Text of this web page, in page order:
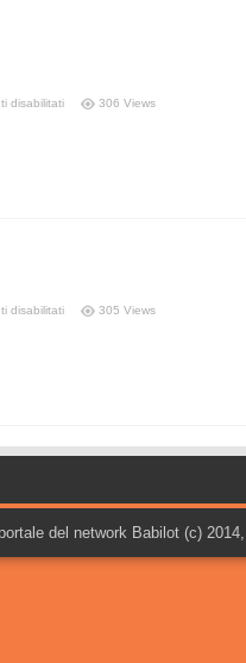
disabilitatisu
306 Views
disabilitatisu
305 Views
del network Babilot (c)